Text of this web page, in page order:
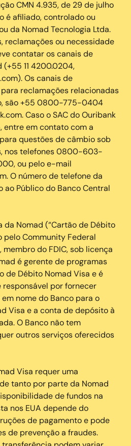
CMN 4.935, de 29 de julho
é afiliado, controlado ou
da Nomad Tecnologia Ltda.
reclamações ou necessidade
contatar os canais de
11 4200.0204,
Os canais de
reclamações relacionadas
são +55 0800-775-0404
Caso o SAC do Ouribank
entre em contato com a
questões de câmbio sob
nos telefones 0800-603-
ou pelo e-mail
O número de telefone da
Público do Banco Central
Nomad (“Cartão de Débito
pelo Community Federal
membro do FDIC, sob licença
é gerente de programas
de Débito Nomad Visa e é
por fornecer
nome do Banco para o
Visa e a conta de depósito à
O Banco não tem
outros serviços oferecidos
Visa requer uma
tanto por parte da Nomad
de fundos na
nos EUA depende do
de pagamento e pode
de prevenção a fraudes.